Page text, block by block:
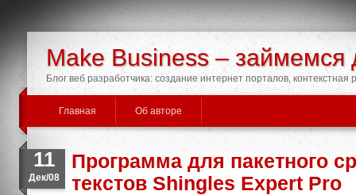
Make Business – займемся
Блог веб разработчика: создание интернет порталов,
Главная Об авторе
11
Дек/08
Программа для пакетного
текстов Shingles Expert Pro